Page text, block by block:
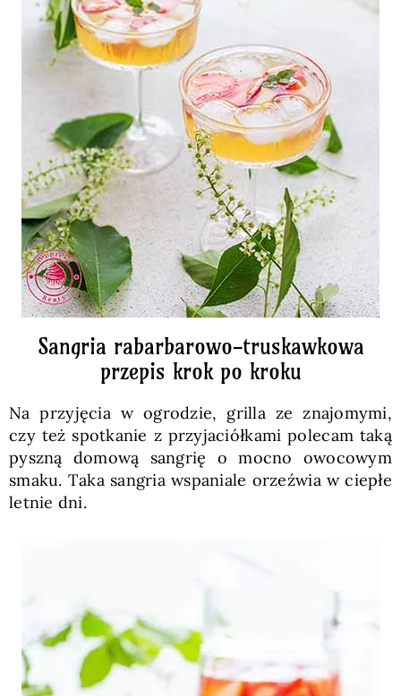
Sangria rabarbarowo-truskawkowa
przepis krok po kroku
Na przyjęcia w ogrodzie, grilla ze znajomymi,
czy też spotkanie z przyjaciółkami polecam taką
pyszną domową sangrię o mocno owocowym
smaku. Taka sangria wspaniale orzeźwia w ciepłe
letnie dni.